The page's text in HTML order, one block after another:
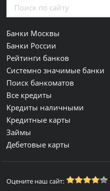
Банки Москвы
Банки России
Рейтинги банков
Системно значимые банки
Поиск банкоматов
Все кредиты
Кредиты наличными
Кредитные карты
Займы
Дебетовые карты
Оцените наш сайт: